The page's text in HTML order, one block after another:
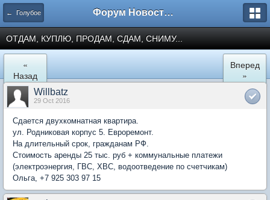
← Голубое Форум Новостройки
ОТДАМ, КУПЛЮ, ПРОДАМ, СДАМ, СНИМУ...
«
Назад
Вперед
»
Willbatz
29 Oct 2016
Сдается двухкомнатная квартира.
ул. Родниковая корпус 5. Евроремонт.
На длительный срок, гражданам РФ.
Стоимость аренды 25 тыс. руб + коммунальные платежи
(электроэнергия, ГВС, ХВС, водоотведение по счетчикам)
Ольга, +7 925 303 97 15